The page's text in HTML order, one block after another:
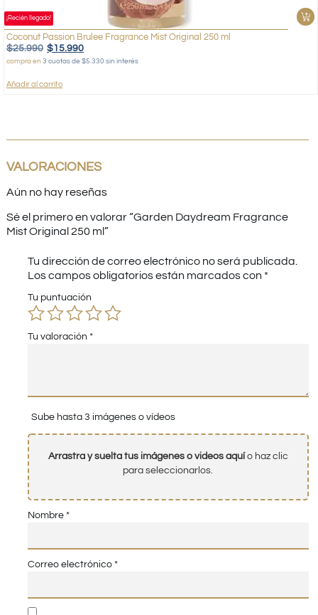
¡Recién llegado!
Coconut Passion Brulee Fragrance Mist Original 250 ml
$25.990 $15.990
compra en 3 cuotas de $5.330 sin interés
Añadir al carrito
VALORACIONES
Aún no hay reseñas
Sé el primero en valorar “Garden Daydream Fragrance
Mist Original 250 ml”
Tu dirección de correo electrónico no será publicada.
Los campos obligatorios están marcados con *
Tu puntuación
Tu valoración *
Sube hasta 3 imágenes o vídeos
Arrastra y suelta tus imágenes o videos aquío haz clic
para seleccionarlos.
Nombre *
Correo electrónico *